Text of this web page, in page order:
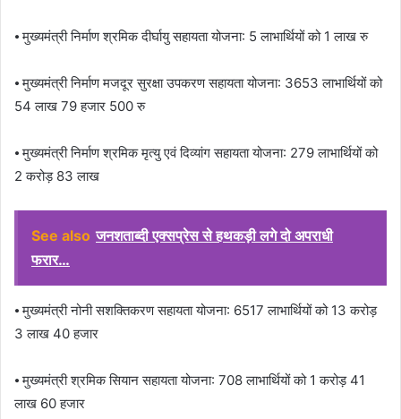
⦁ मुख्यमंत्री निर्माण श्रमिक दीर्घायु सहायता योजना: 5 लाभार्थियों को 1 लाख रु
⦁ मुख्यमंत्री निर्माण मजदूर सुरक्षा उपकरण सहायता योजना: 3653 लाभार्थियों को
54 लाख 79 हजार 500 रु
⦁ मुख्यमंत्री निर्माण श्रमिक मृत्यु एवं दिव्यांग सहायता योजना: 279 लाभार्थियों को
2 करोड़ 83 लाख
See also जनशताब्दी एक्सप्रेस से हथकड़ी लगे दो अपराधी
फरार…
⦁ मुख्यमंत्री नोनी सशक्तिकरण सहायता योजना: 6517 लाभार्थियों को 13 करोड़
3 लाख 40 हजार
⦁ मुख्यमंत्री श्रमिक सियान सहायता योजना: 708 लाभार्थियों को 1 करोड़ 41
लाख 60 हजार